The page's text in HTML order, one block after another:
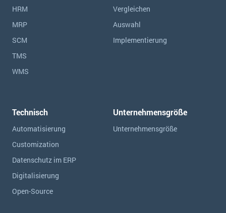
HRM
MRP
SCM
TMS
WMS
Vergleichen
Auswahl
Implementierung
Technisch
Automatisierung
Customization
Datenschutz im ERP
Digitalisierung
Open-Source
Unternehmensgröße
Unternehmensgröße